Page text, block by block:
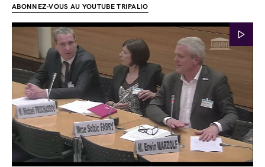
ABONNEZ-VOUS AU YOUTUBE TRIPALIO